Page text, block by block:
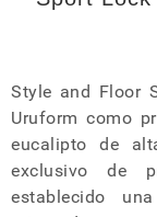
Style and Floor
Uruform como
eucalipto de
exclusivo de
establecido